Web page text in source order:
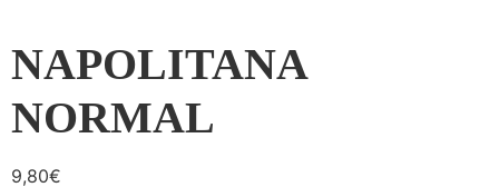
NAPOLITANA
NORMAL
9,80€